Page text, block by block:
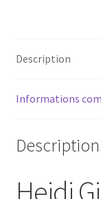
Vol.1
Japan
[Loose]
Description
Informations
Description
Heidi